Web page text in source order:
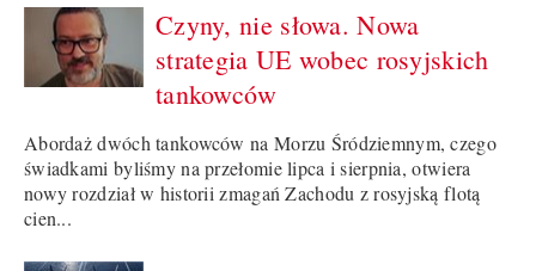
Czyny, nie słowa. Nowa
strategia UE wobec rosyjskich
tankowców
Abordaż dwóch tankowców na Morzu Śródziemnym, czego
świadkami byliśmy na przełomie lipca i sierpnia, otwiera
nowy rozdział w historii zmagań Zachodu z rosyjską flotą
cien...